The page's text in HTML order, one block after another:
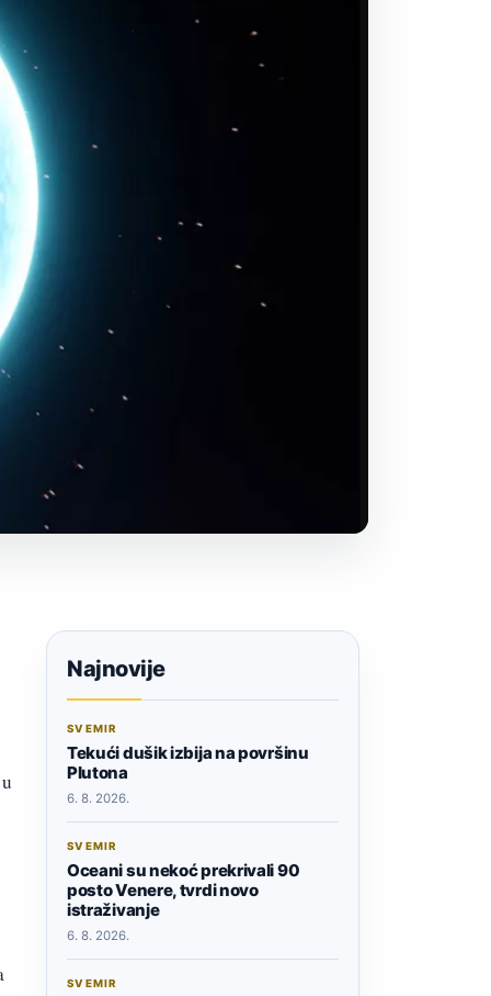
Najnovije
SVEMIR
Tekući dušik izbija na površinu
Plutona
6. 8. 2026.
SVEMIR
Oceani su nekoć prekrivali 90
posto Venere, tvrdi novo
istraživanje
6. 8. 2026.
SVEMIR